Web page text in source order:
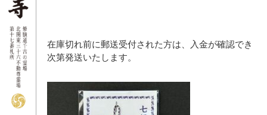
在庫切れ前に郵送受付された方は、入金が確認でき
次第発送いたします。